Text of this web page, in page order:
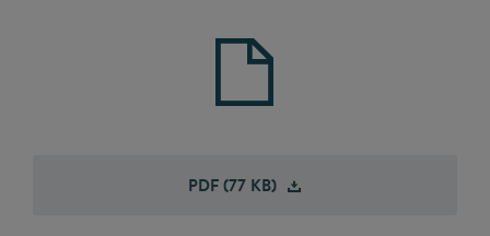
PDF (77 KB)